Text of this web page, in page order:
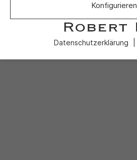
Konfigurieren
Datenschutzerklärung